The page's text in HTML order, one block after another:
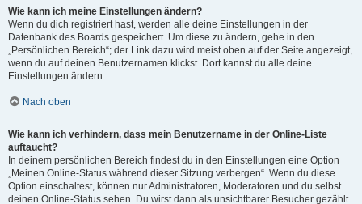
Wie kann ich meine Einstellungen ändern?
Wenn du dich registriert hast, werden alle deine Einstellungen in der
Datenbank des Boards gespeichert. Um diese zu ändern, gehe in den
„Persönlichen Bereich“; der Link dazu wird meist oben auf der Seite angezeigt,
wenn du auf deinen Benutzernamen klickst. Dort kannst du alle deine
Einstellungen ändern.
Nach oben
Wie kann ich verhindern, dass mein Benutzername in der Online-Liste
auftaucht?
In deinem persönlichen Bereich findest du in den Einstellungen eine Option
„Meinen Online-Status während dieser Sitzung verbergen“. Wenn du diese
Option einschaltest, können nur Administratoren, Moderatoren und du selbst
deinen Online-Status sehen. Du wirst dann als unsichtbarer Besucher gezählt.